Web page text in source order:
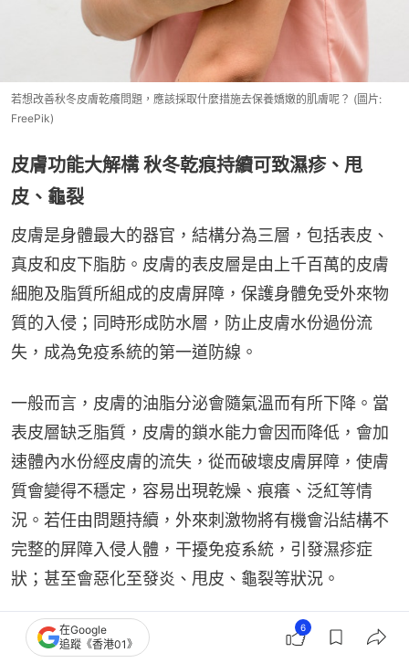
若想改善秋冬皮膚乾癢問題，應該採取什麼措施去保養嬌嫩的肌膚呢？ (圖片:
FreePik)
皮膚功能大解構 秋冬乾痕持續可致濕疹、甩
皮、龜裂
皮膚是身體最大的器官，結構分為三層，包括表皮、
真皮和皮下脂肪。皮膚的表皮層是由上千百萬的皮膚
細胞及脂質所組成的皮膚屏障，保護身體免受外來物
質的入侵；同時形成防水層，防止皮膚水份過份流
失，成為免疫系統的第一道防線。
一般而言，皮膚的油脂分泌會隨氣溫而有所下降。當
表皮層缺乏脂質，皮膚的鎖水能力會因而降低，會加
速體內水份經皮膚的流失，從而破壞皮膚屏障，使膚
質會變得不穩定，容易出現乾燥、痕癢、泛紅等情
況。若任由問題持續，外來刺激物將有機會沿結構不
完整的屏障入侵人體，干擾免疫系統，引發濕疹症
狀；甚至會惡化至發炎、甩皮、龜裂等狀況。
在Google
追蹤《香港01》
6